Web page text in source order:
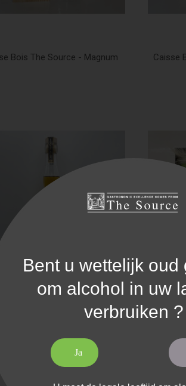
Bois The Source - Magnum
Caisse
2011
69,90 €
Bent u wettelijk oud
om alcohol in uw
verbruiken ?
Ja